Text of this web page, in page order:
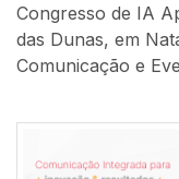
Congresso de IA
das Dunas, em
Comunicação e